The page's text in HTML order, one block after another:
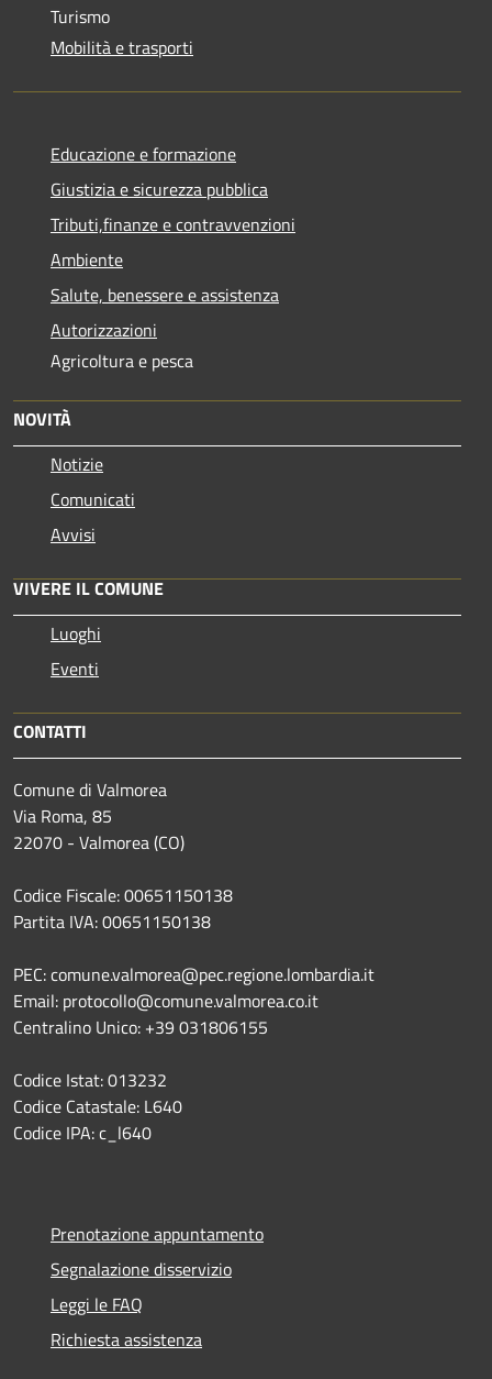
Turismo
Mobilità e trasporti
Educazione e formazione
Giustizia e sicurezza pubblica
Tributi,finanze e contravvenzioni
Ambiente
Salute, benessere e assistenza
Autorizzazioni
Agricoltura e pesca
NOVITÀ
Notizie
Comunicati
Avvisi
VIVERE IL COMUNE
Luoghi
Eventi
CONTATTI
Comune di Valmorea
Via Roma, 85
22070 - Valmorea (CO)
Codice Fiscale: 00651150138
Partita IVA: 00651150138
PEC: comune.valmorea@pec.regione.lombardia.it
Email: protocollo@comune.valmorea.co.it
Centralino Unico: +39 031806155
Codice Istat: 013232
Codice Catastale: L640
Codice IPA: c_l640
Prenotazione appuntamento
Segnalazione disservizio
Leggi le FAQ
Richiesta assistenza